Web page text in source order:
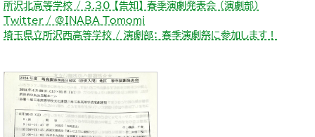
所沢北高等学校 / 3.30 【告知】 春季演劇発表会 （演劇部）
Twitter / @INABA_Tomomi
埼玉県立所沢西高等学校 / 演劇部： 春季演劇祭に参加します！